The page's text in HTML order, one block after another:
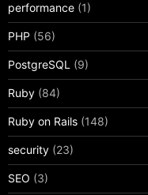
performance (1)
PHP (56)
PostgreSQL (9)
Ruby (84)
Ruby on Rails (148)
security (23)
SEO (3)